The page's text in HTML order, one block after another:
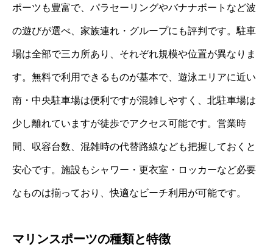
ポーツも豊富で、パラセーリングやバナナボートなど波
の遊びが選べ、家族連れ・グループにも評判です。駐車
場は全部で三カ所あり、それぞれ規模や位置が異なりま
す。無料で利用できるものが基本で、遊泳エリアに近い
南・中央駐車場は便利ですが混雑しやすく、北駐車場は
少し離れていますが徒歩でアクセス可能です。営業時
間、収容台数、混雑時の代替路線なども把握しておくと
安心です。施設もシャワー・更衣室・ロッカーなど必要
なものは揃っており、快適なビーチ利用が可能です。
マリンスポーツの種類と特徴